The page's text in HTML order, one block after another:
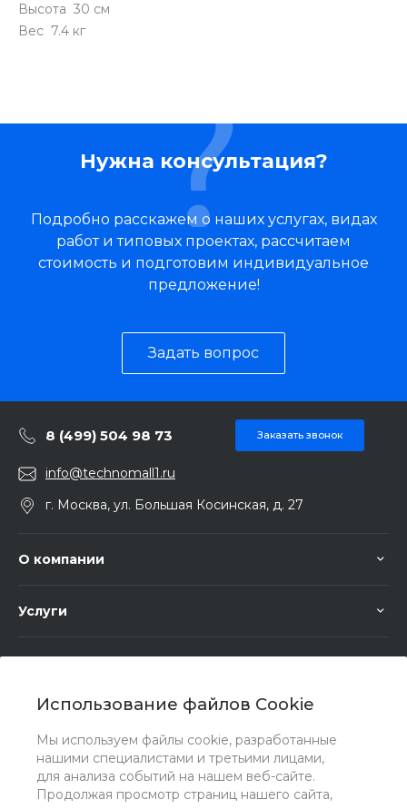
Использование файлов Cookie
Мы используем файлы cookie, разработанные
нашими специалистами и третьими лицами,
для анализа событий на нашем веб-сайте.
Продолжая просмотр страниц нашего сайта,
Высота 30 см
Вес 7.4 кг
Нужна консультация?
Подробно расскажем о наших услугах, видах
работ и типовых проектах, рассчитаем
стоимость и подготовим индивидуальное
предложение!
Задать вопрос
8 (499) 504 98 73 Заказать звонок
info@technomall1.ru
г. Москва, ул. Большая Косинская, д. 27
О компании
Услуги
Мы в соц. сетях